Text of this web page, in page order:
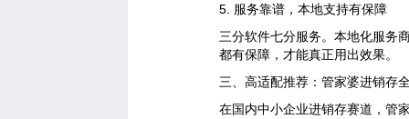
5. 服务靠谱，本地支持有保障
三分软件七分服务。本地化服务
都有保障，才能真正用出效果。
三、高适配推荐：管家婆进销存
在国内中小企业进销存赛道，管